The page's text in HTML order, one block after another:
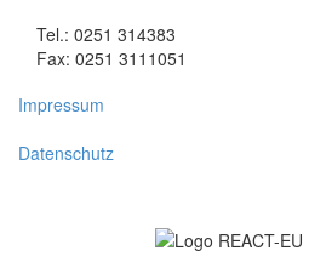
Tel.: 0251 314383
Fax: 0251 3111051
Impressum
Datenschutz